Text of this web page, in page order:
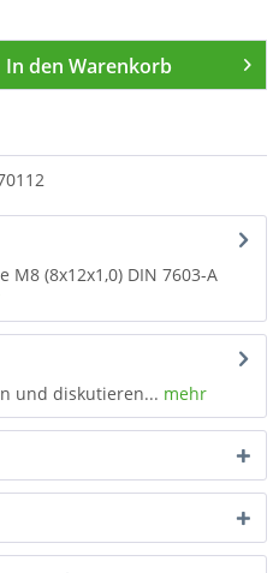
In den Warenkorb
(8x12x1,0) DIN 7603-A
und diskutieren... mehr